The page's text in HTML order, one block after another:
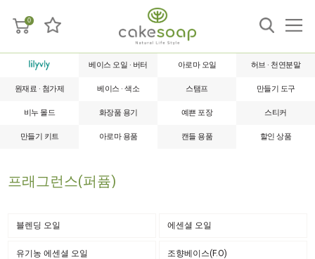
0
베이스 오일 · 버터 아로마 오일 허브 · 천연분말
원재료 · 첨가제 베이스 · 색소 스탬프 만들기 도구
비누 몰드 화장품 용기 예쁜 포장 스티커
만들기 키트 아로마 용품 캔들 용품 할인 상품
프래그런스(퍼퓸)
블렌딩 오일 에센셜 오일
유기농 에센셜 오일 조향베이스(F.O)